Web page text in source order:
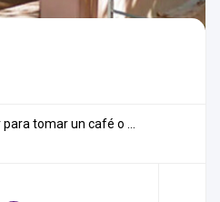
tomar un café o ...